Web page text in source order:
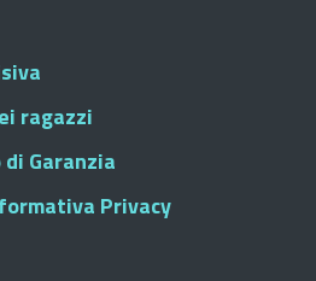
ragazzi
di Garanzia
Privacy